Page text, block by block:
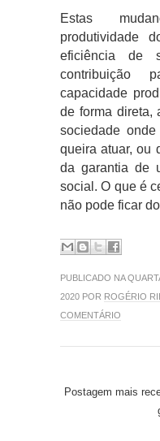
Estas
produtividade
eficiência de
contribuição
capacidade
de forma direta,
sociedade
queira atuar, ou
da garantia de
social. O que é
não pode ficar
PUBLICADO NA
2020 POR ROGÉRIO
COMENTÁRIO
Postagem mais